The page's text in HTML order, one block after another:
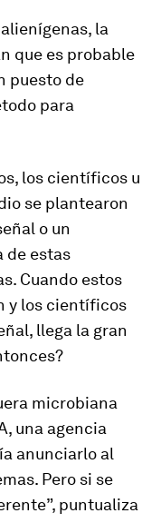
la
que es probable
puesto de
para
los científicos u
se plantearon
o un
de estas
Cuando estos
y los científicos
llega la gran
microbiana
una agencia
anunciarlo al
Pero si se
puntualiza